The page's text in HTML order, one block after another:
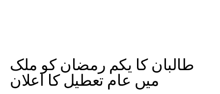
طالبان کا یکم رمضان کو ملک
میں عام تعطیل کا اعلان